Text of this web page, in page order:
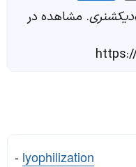
. مشاهده در
- lyophilization